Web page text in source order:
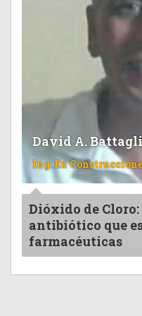
David A.
Ing. En
Dióxido de Cloro:
antibiótico que
farmacéuticas